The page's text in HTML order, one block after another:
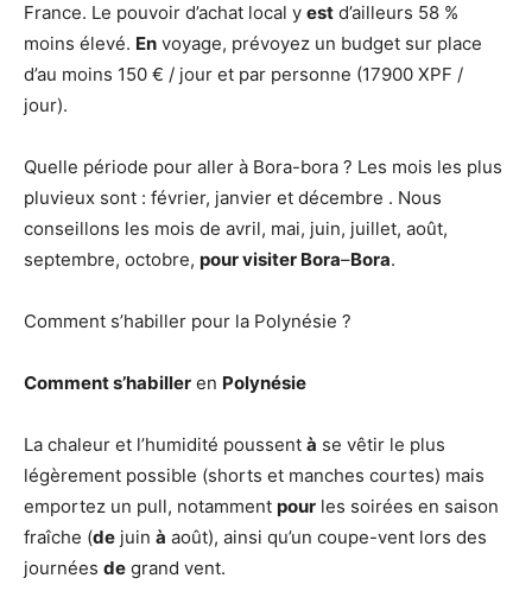
France. Le pouvoir d’achat local y est d’ailleurs 58 %
moins élevé. En voyage, prévoyez un budget sur place
d’au moins 150 € / jour et par personne (17900 XPF /
jour).
Quelle période pour aller à Bora-bora ? Les mois les plus
pluvieux sont : février, janvier et décembre . Nous
conseillons les mois de avril, mai, juin, juillet, août,
septembre, octobre, pour visiter Bora–Bora.
Comment s’habiller pour la Polynésie ?
Comment s’habiller en Polynésie
La chaleur et l’humidité poussent à se vêtir le plus
légèrement possible (shorts et manches courtes) mais
emportez un pull, notamment pour les soirées en saison
fraîche (de juin à août), ainsi qu’un coupe-vent lors des
journées de grand vent.